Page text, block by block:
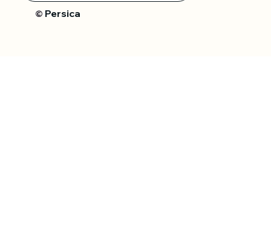
© Persica